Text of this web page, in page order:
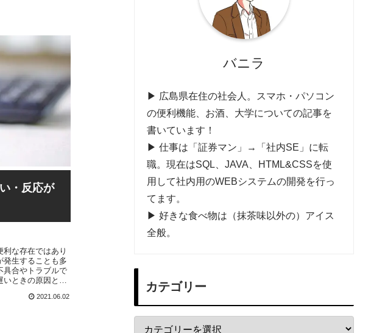
・反応が
な存在ではあり
発生することも多
具合やトラブルで
いときの原因と対
2021.06.02
バニラ
▶ 広島県在住の社会人。スマホ・パソコン
の便利機能、お酒、大学についての記事を
書いています！
▶ 仕事は「証券マン」→「社内SE」に転
職。現在はSQL、JAVA、HTML&CSSを使
用して社内用のWEBシステムの開発を行っ
てます。
▶ 好きな食べ物は（抹茶味以外の）アイス
全般。
カテゴリー